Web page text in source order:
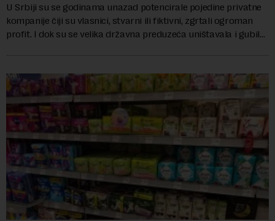
U Srbiji su se godinama unazad potencirale pojedine privatne
kompanije čiji su vlasnici, stvarni ili fiktivni, zgrtali ogroman
profit. I dok su se velika državna preduzeća uništavala i gubila